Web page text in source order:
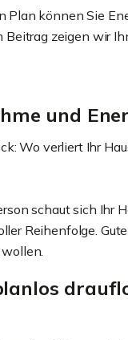
können Sie
Beitrag zeigen wir
und
Wo verliert Ihr
schaut sich Ihr
Reihenfolge.